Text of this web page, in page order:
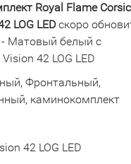
Royal Flame
LOG LEDскоро
- Матовый белый с
42 LOG LED
Фронтальный,
каминокомплект
42 LOG LED